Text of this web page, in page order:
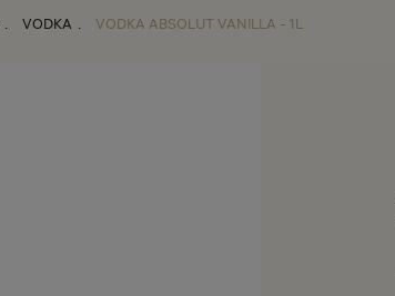
VODKA VODKA ABSOLUT VANILLA - 1L